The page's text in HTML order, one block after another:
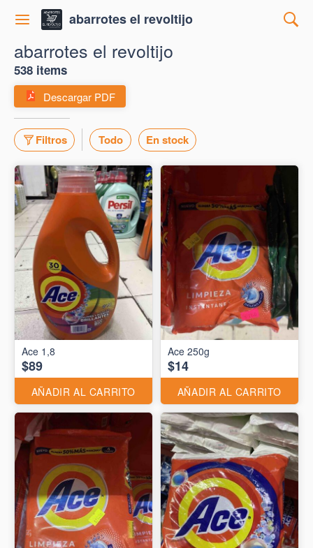
abarrotes el revoltijo
abarrotes el revoltijo
538 items
Descargar PDF
Filtros Todo En stock
Ace 1,8
$89
AÑADIR AL CARRITO
Ace 250g
$14
AÑADIR AL CARRITO